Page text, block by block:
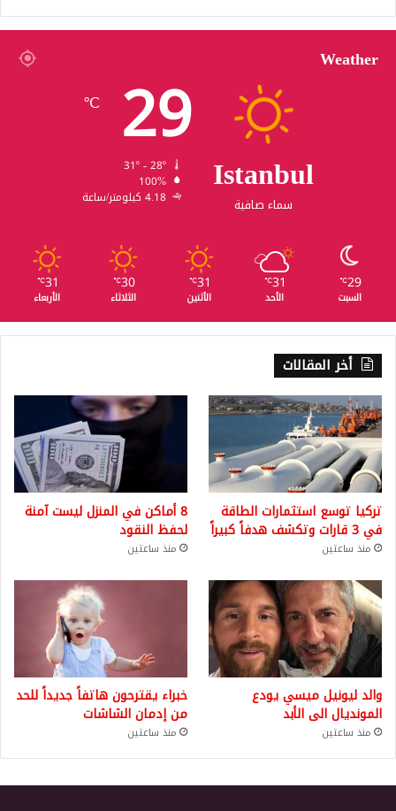
Weather
Istanbul
سماء صافية
29
℃
100%
4.18 كيلومتر/ساعة
29
℃
السبت
31
℃
الأحد
31
℃
الأثنين
30
℃
الثلاثاء
31
℃
الأربعاء
أخر المقالات
تركيا توسع استثمارات الطاقة
في 3 قارات وتكشف هدفاً كبيراً
منذ ساعتين
8 أماكن في المنزل ليست آمنة
لحفظ النقود
منذ ساعتين
والد ليونيل ميسي يودع
المونديال الى الأبد
منذ ساعتين
خبراء يقترحون هاتفاً جديداً للحد
من إدمان الشاشات
منذ ساعتين